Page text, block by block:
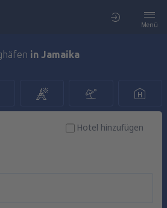
Menü
in Jamaika
Hotel hinzufügen